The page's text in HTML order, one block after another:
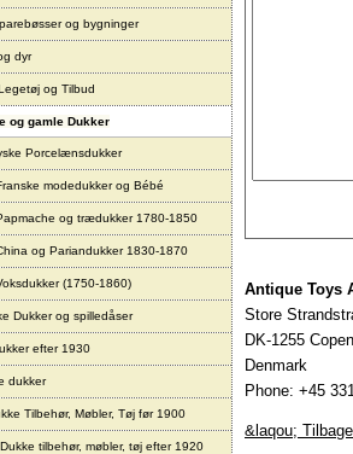
og bygninger
dyr
og Tilbud
og gamle Dukker
Porcelænsdukker
modedukker og Bébé
og trædukker 1780-1850
og Pariandukker 1830-1870
(1750-1860)
Dukker og spilledåser
efter 1930
dukker
Tilbehør, Møbler, Tøj før 1900
tilbehør, møbler, tøj efter 1920
Antique Toys
Store
DK-1255
Denmark
Phone: +45
&laqou; Tilbage